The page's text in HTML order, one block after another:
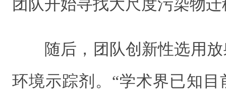
团队开始寻找大尺度污染物
随后，团队创新性选用
环境示踪剂。“学术界已知目